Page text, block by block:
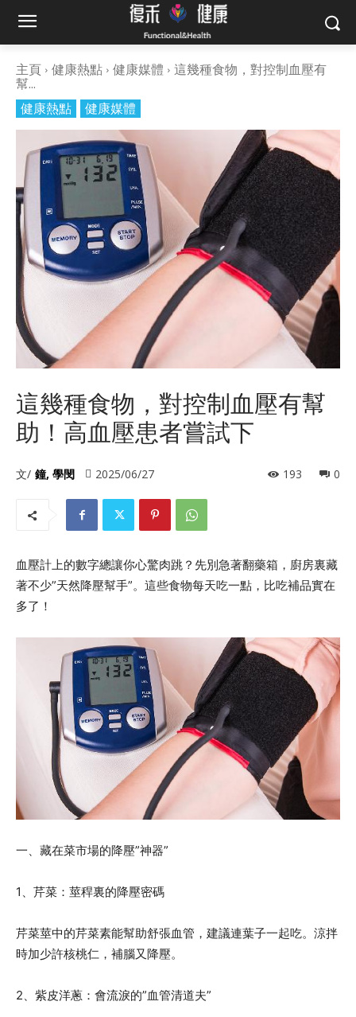
主頁 健康熱點 健康媒體
這幾種食物，對控制血壓有
幫...
健康熱點
健康媒體
這幾種食物，對控制血壓有幫
助！高血壓患者嘗試下
文/ 鐘, 學閔 2025/06/27 0
193
血壓計上的數字總讓你心驚肉跳？先別急著翻藥箱，廚房裏藏
著不少”天然降壓幫手”。這些食物每天吃一點，比吃補品實在
多了！
一、藏在菜市場的降壓”神器”
1、芹菜：莖稈裏的降壓密碼
芹菜莖中的芹菜素能幫助舒張血管，建議連葉子一起吃。涼拌
時加少許核桃仁，補腦又降壓。
2、紫皮洋蔥：會流淚的”血管清道夫”